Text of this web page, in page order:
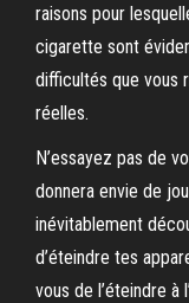
raisons pour
cigarette sont
difficultés que vous
réelles.
N’essayez pas de
donnera envie de
inévitablement
d’éteindre tes
vous de l’éteindre à